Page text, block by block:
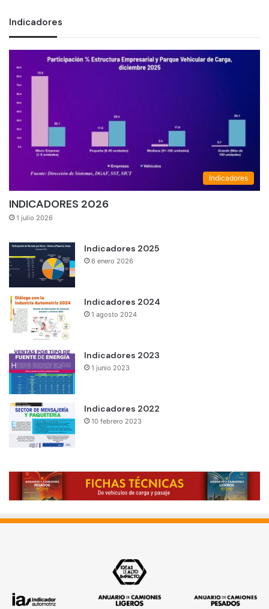
Indicadores
Indicadores
INDICADORES 2026
1 julio 2026
Indicadores 2025
6 enero 2026
Indicadores 2024
1 agosto 2024
Indicadores 2023
1 junio 2023
Indicadores 2022
10 febrero 2023